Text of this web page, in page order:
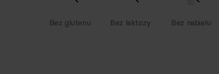
Bez glutenu Bez laktozy Bez nabiału